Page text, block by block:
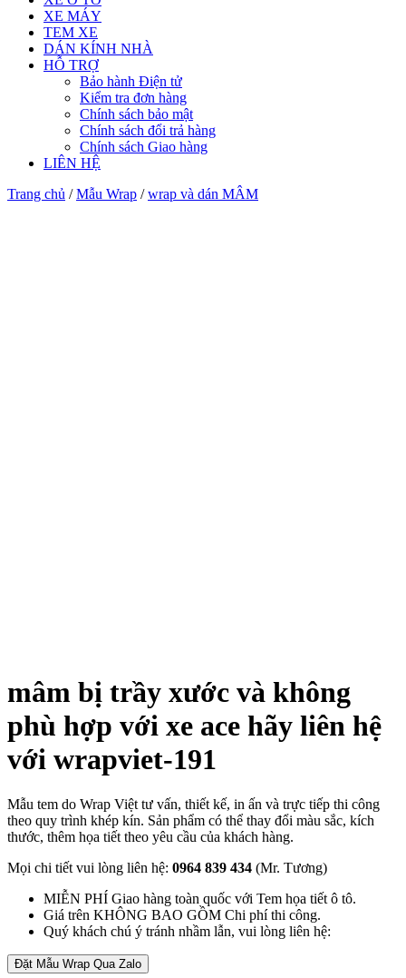
XE MÁY
TEM XE
DÁN KÍNH NHÀ
HỖ TRỢ
Bảo hành Điện tử
Kiểm tra đơn hàng
Chính sách bảo mật
Chính sách đổi trả hàng
Chính sách Giao hàng
LIÊN HỆ
Trang chủ / Mẫu Wrap / wrap và dán MÂM
mâm bị trầy xước và không
phù hợp với xe ace hãy liên hệ
với wrapviet-191
Mẫu tem do Wrap Việt tư vấn, thiết kế, in ấn và trực tiếp thi công
theo quy trình khép kín. Sản phẩm có thể thay đổi màu sắc, kích
thước, thêm họa tiết theo yêu cầu của khách hàng.
Mọi chi tiết vui lòng liên hệ: 0964 839 434 (Mr. Tương)
MIỄN PHÍ Giao hàng toàn quốc với Tem họa tiết ô tô.
Giá trên KHÔNG BAO GỒM Chi phí thi công.
Quý khách chú ý tránh nhầm lẫn, vui lòng liên hệ:
Đặt Mẫu Wrap Qua Zalo